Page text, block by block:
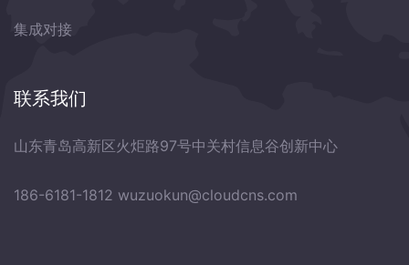
集成对接
联系我们
山东青岛高新区火炬路97号中关村信息谷创新中心
186-6181-1812 wuzuokun@cloudcns.com